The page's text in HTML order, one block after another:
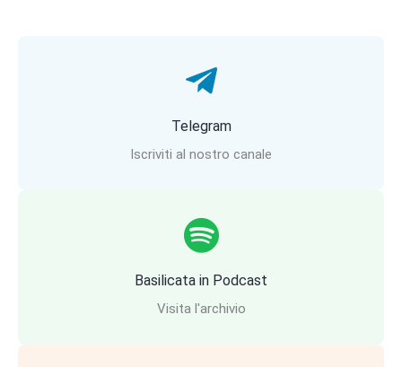
Telegram
Iscriviti al nostro canale
Basilicata in Podcast
Visita l'archivio